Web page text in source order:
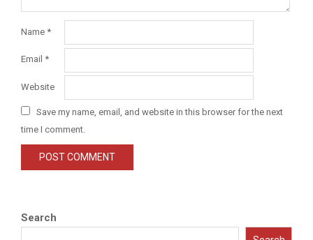
Name *
Email *
Website
Save my name, email, and website in this browser for the next
time I comment.
Search